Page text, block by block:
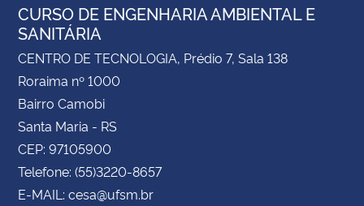
CURSO DE ENGENHARIA AMBIENTAL E
SANITÁRIA
CENTRO DE TECNOLOGIA, Prédio 7, Sala 138
Roraima nº 1000
Bairro Camobi
Santa Maria - RS
CEP: 97105900
Telefone: (55)3220-8657
E-MAIL: cesa@ufsm.br